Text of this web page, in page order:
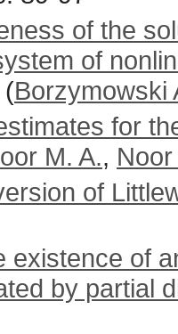
of the
of
(Borzymowski
for
M. A.,
of
existence of
by partial